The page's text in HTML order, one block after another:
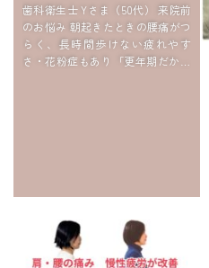
歯科衛生士 Yさま（50代） 来院前
のお悩み 朝起きたときの腰痛がつ
らく、長時間歩けない疲れやす
さ・花粉症もあり「更年期だから